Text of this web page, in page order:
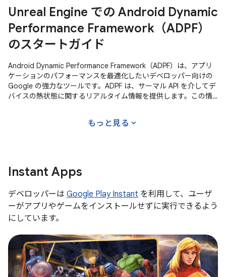
Unreal Engine での Android Dynamic
Performance Framework（ADPF）
のスタートガイド
Android Dynamic Performance Framework（ADPF）は、アプリ
ケーションのパフォーマンスを最適化したいデベロッパー向けの
Google の強力なツールです。ADPF は、サーマル API を介してデ
バイスの熱状態に関するリアルタイム情報を提供します。この情
もっと見る expand_more
Instant Apps
デベロッパーは Google Play Instant を利用して、ユーザ
ーがアプリやゲームをインストールせずに実行できるよう
にしています。